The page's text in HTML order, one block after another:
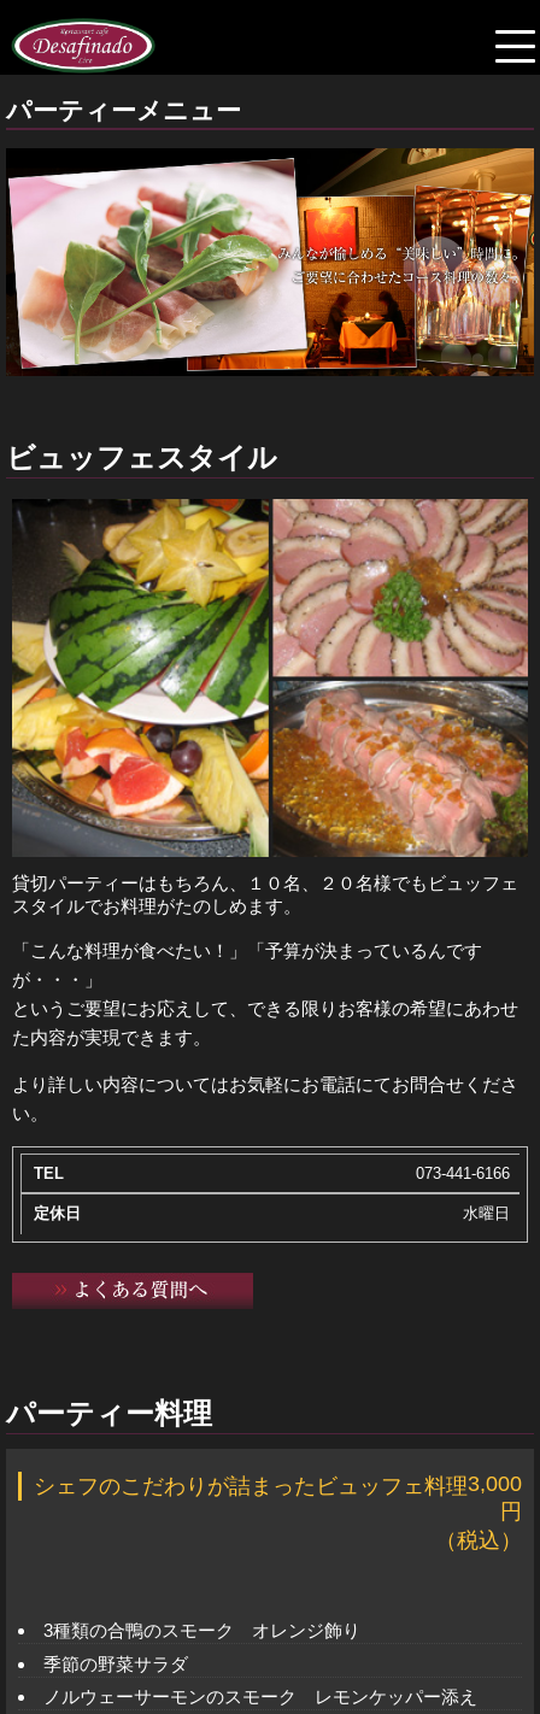
パーティーメニュー
ビュッフェスタイル
貸切パーティーはもちろん、１０名、２０名様でもビュッフェ
スタイルでお料理がたのしめます。
「こんな料理が食べたい！」「予算が決まっているんです
が・・・」
というご要望にお応えして、できる限りお客様の希望にあわせ
た内容が実現できます。
より詳しい内容についてはお気軽にお電話にてお問合せくださ
い。
073-441-6166
水曜日
パーティー料理
シェフのこだわりが詰まったビュッフェ料理3,000
円
（税込）
3種類の合鴨のスモーク オレンジ飾り
季節の野菜サラダ
ノルウェーサーモンのスモーク レモンケッパー添え